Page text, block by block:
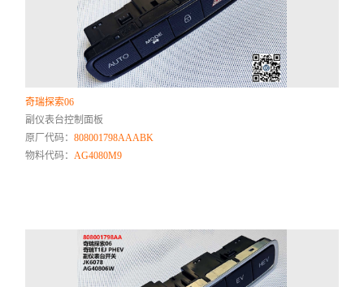
奇瑞探索06
副仪表台控制面板
原厂代码：808001798AAABK
物料代码：AG4080M9